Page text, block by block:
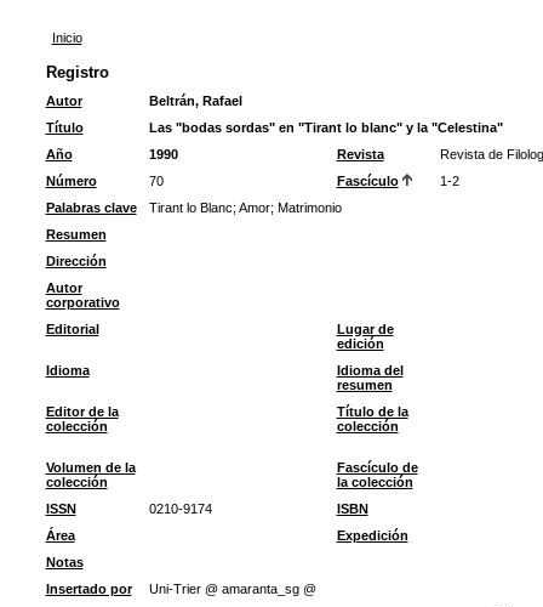
Inicio
Registro
Autor
Beltrán, Rafael
Título
Las "bodas sordas" en "Tirant lo blanc" y la "Celestina"
Año
1990 Revista
Revista de
Número
70 Fascículo
1-2
Palabras clave
Tirant lo Blanc; Amor; Matrimonio
Resumen
Dirección
Autor
corporativo
Editorial
Lugar de
edición
Idioma
Idioma del
resumen
Editor de la
colección
Título de la
colección
Volumen de la
colección
Fascículo de
la colección
ISSN
0210-9174
ISBN
Área
Expedición
Notas
Insertado por
Uni-Trier @ amaranta_sg @